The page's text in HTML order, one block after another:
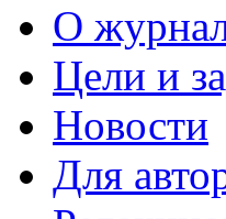
О
Цели и
Новости
Для